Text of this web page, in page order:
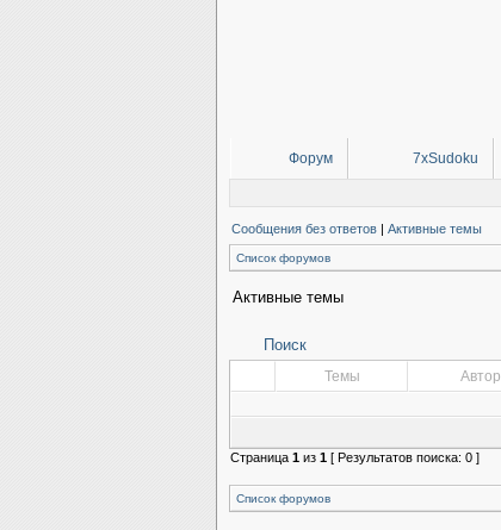
Форум 7xSudoku
Сообщения без ответов | Активные темы
Список форумов
Активные темы
Поиск
Темы Автор
Страница 1 из 1 [ Результатов поиска: 0 ]
Список форумов